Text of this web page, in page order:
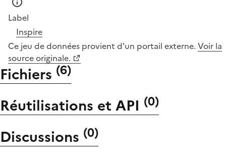
Label
Inspire
Ce jeu de données provient d'un portail externe. Voir la
source originale.
Fichiers (6)
Réutilisations et API (0)
Discussions (0)